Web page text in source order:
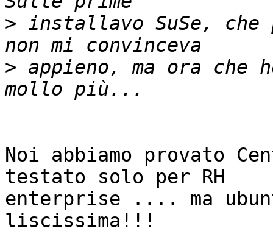
> installavo SuSe,
> appieno, ma ora che
Noi abbiamo provato
testato solo per RH
enterprise .... ma
liscissima!!!